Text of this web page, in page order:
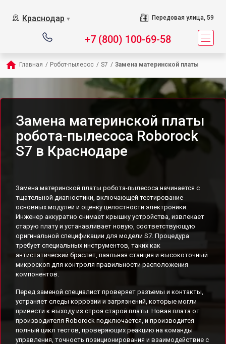
Краснодар ▼ Передовая улица, 59
+7 (800) 100-69-58
Главная / Робот-пылесос / S7 / Замена материнской платы
Замена материнской платы
робота-пылесоса Roborock
S7 в Краснодаре
Замена материнской платы робота-пылесоса начинается с
тщательной диагностики, включающей тестирование
основных модулей и оценку целостности электроники.
Инженер аккуратно снимает крышку устройства, извлекает
старую плату и устанавливает новую, соответствующую
оригинальной спецификации для модели S7. Процедура
требует специальных инструментов, таких как
антистатический браслет, паяльная станция и высокоточный
микроскоп для контроля правильности расположения
компонентов.
Перед заменой специалист проверяет разъемы и контакты,
устраняет следы коррозии и загрязнений, которые могли
привести к выходу из строя старой платы. Новая плата от
производителя Roborock подключается, и производится
полный цикл тестов, проверяющих реакцию на команды
управления, точность позиционирования и взаимодействие с